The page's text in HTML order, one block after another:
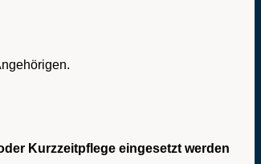
Kurzzeitpflege eingesetzt werden